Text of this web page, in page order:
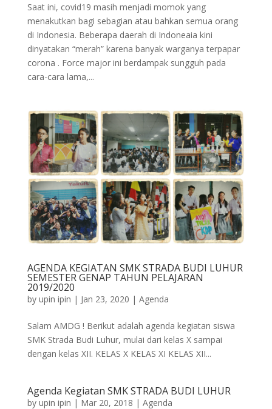
Saat ini, covid19 masih menjadi momok yang
menakutkan bagi sebagian atau bahkan semua orang
di Indonesia. Beberapa daerah di Indoneaia kini
dinyatakan “merah” karena banyak warganya terpapar
corona . Force major ini berdampak sungguh pada
cara-cara lama,...
AGENDA KEGIATAN SMK STRADA BUDI LUHUR
SEMESTER GENAP TAHUN PELAJARAN
2019/2020
by upin ipin | Jan 23, 2020 | Agenda
Salam AMDG ! Berikut adalah agenda kegiatan siswa
SMK Strada Budi Luhur, mulai dari kelas X sampai
dengan kelas XII. KELAS X KELAS XI KELAS XII...
Agenda Kegiatan SMK STRADA BUDI LUHUR
by upin ipin | Mar 20, 2018 | Agenda